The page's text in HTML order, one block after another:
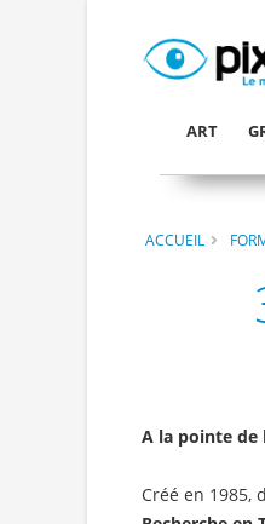
ART
ACCUEIL
A la pointe de
Créé en 1985,